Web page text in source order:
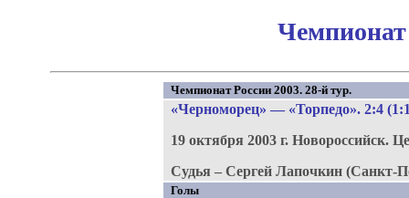
Чемпионат
Чемпионат России 2003. 28-й тур.
«Черноморец» — «Торпедо». 2:4
19 октября 2003 г. Новороссийск.
Судья – Сергей Лапочкин (Санкт-
Голы